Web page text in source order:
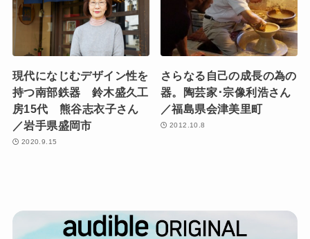
現代になじむデザイン性を
持つ南部鉄器 鈴木盛久工
房15代 熊谷志衣子さん
／岩手県盛岡市
2020.9.15
さらなる自己の成長の為の
器。陶芸家･宗像利浩さん
／福島県会津美里町
2012.10.8